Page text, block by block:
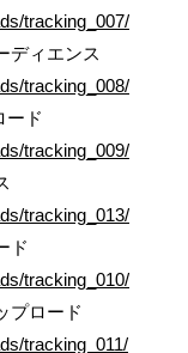
tracking_007/
ディエンス
tracking_008/
ード
tracking_009/
tracking_013/
ド
tracking_010/
プロード
tracking_011/